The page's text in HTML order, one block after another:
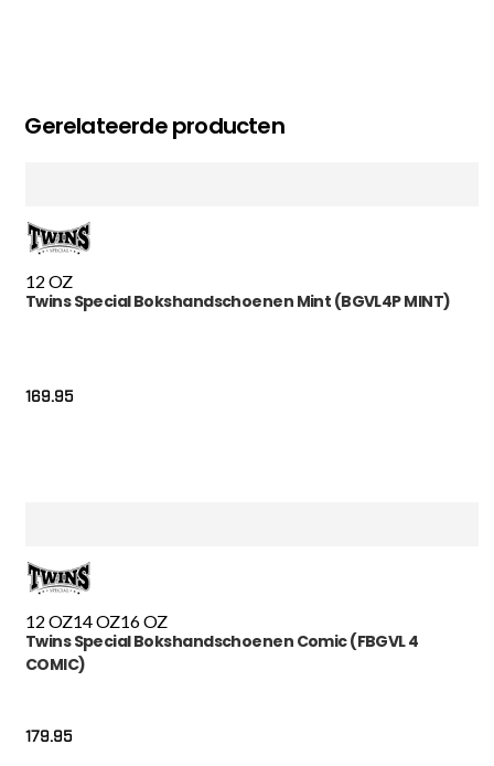
Gerelateerde producten
12 OZ
Twins Special Bokshandschoenen Mint (BGVL4P MINT)
169.95
12 OZ14 OZ16 OZ
Twins Special Bokshandschoenen Comic (FBGVL 4
COMIC)
179.95